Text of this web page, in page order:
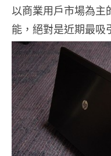
以商業用戶市場為主
能，絕對是近期最吸